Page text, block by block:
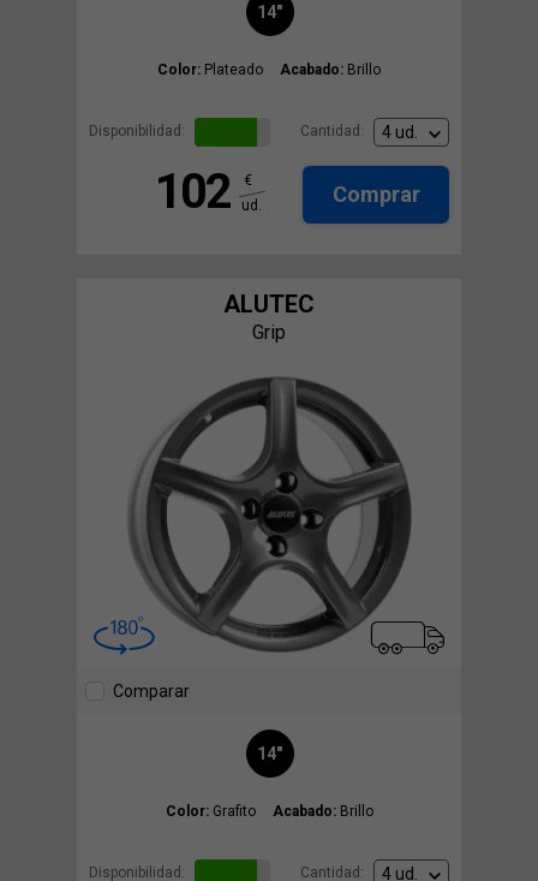
14"
Color: Plateado Acabado: Brillo
Disponibilidad: Cantidad:
102
€
ud.
Comprar
ALUTEC
Grip
Comparar
14"
Color: Grafito Acabado: Brillo
Disponibilidad: Cantidad: